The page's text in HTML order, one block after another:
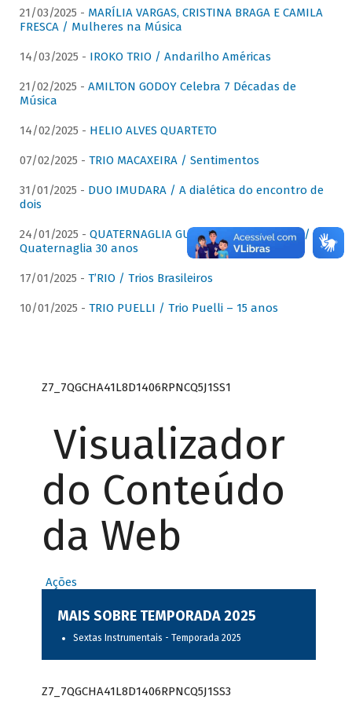
21/03/2025 - MARÍLIA VARGAS, CRISTINA BRAGA E CAMILA
FRESCA / Mulheres na Música
14/03/2025 - IROKO TRIO / Andarilho Américas
21/02/2025 - AMILTON GODOY Celebra 7 Décadas de
Música
14/02/2025 - HELIO ALVES QUARTETO
07/02/2025 - TRIO MACAXEIRA / Sentimentos
31/01/2025 - DUO IMUDARA / A dialética do encontro de
dois
24/01/2025 - QUATERNAGLIA GUITAR QUARTET (QGQ) /
Quaternaglia 30 anos
17/01/2025 - T’RIO / Trios Brasileiros
10/01/2025 - TRIO PUELLI / Trio Puelli – 15 anos
Z7_7QGCHA41L8D1406RPNCQ5J1SS1
Visualizador
do Conteúdo
da Web
Ações
MAIS SOBRE TEMPORADA 2025
Sextas Instrumentais - Temporada 2025
Z7_7QGCHA41L8D1406RPNCQ5J1SS3